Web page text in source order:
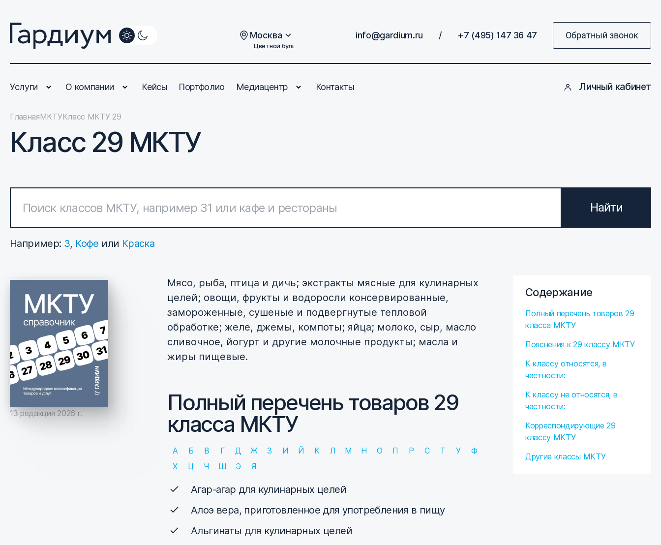
Москва
Цветной бульвар, дом 2
info@gardium.ru / +7 (495) 147 36 47 Обратный звонок
Услуги О компании Кейсы Портфолио Медиацентр Контакты Личный кабинет
ГлавнаяМКТУКласс МКТУ 29
Класс 29 МКТУ
Найти
Например: 3, Кофе или Краска
Мясо, рыба, птица и дичь; экстракты мясные для кулинарных
целей; овощи, фрукты и водоросли консервированные,
замороженные, сушеные и подвергнутые тепловой
обработке; желе, джемы, компоты; яйца; молоко, сыр, масло
сливочное, йогурт и другие молочные продукты; масла и
жиры пищевые.
13 редакция 2026 г.
Полный перечень товаров 29
класса МКТУ
А Б В Г Д Ж З И Й К Л М Н О П Р С Т У
Ф
Х
Ц Ч Ш Э Я
Агар-агар для кулинарных целей
Алоэ вера, приготовленное для употребления в пищу
Альгинаты для кулинарных целей
Содержание
Полный перечень товаров 29
класса МКТУ
Пояснения к 29 классу МКТУ
К классу относятся, в
частности:
К классу не относятся, в
частности:
Корреспондирующие 29
классу МКТУ
Другие классы МКТУ